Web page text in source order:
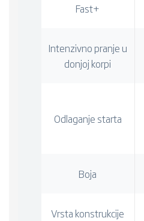
Fast+
Intenzivno pranje u
donjoj korpi
Odlaganje starta
Boja
Vrsta konstrukcije